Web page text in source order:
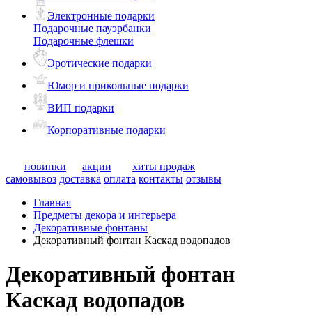
Электронные подарки
Подарочные пауэрбанки
Подарочные флешки
Эротические подарки
Юмор и прикольные подарки
ВИП подарки
Корпоративные подарки
новинки акции
хиты продаж
самовывоз доставка оплата контакты отзывы
Главная
Предметы декора и интерьера
Декоративные фонтаны
Декоративный фонтан Каскад водопадов
Декоративный фонтан
Каскад водопадов